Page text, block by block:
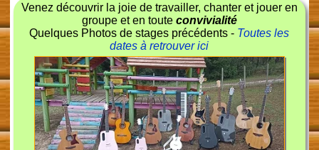
Venez découvrir la joie de travailler, chanter et jouer en
groupe et en toute convivialité
Quelques Photos de stages précédents - Toutes les
dates à retrouver ici